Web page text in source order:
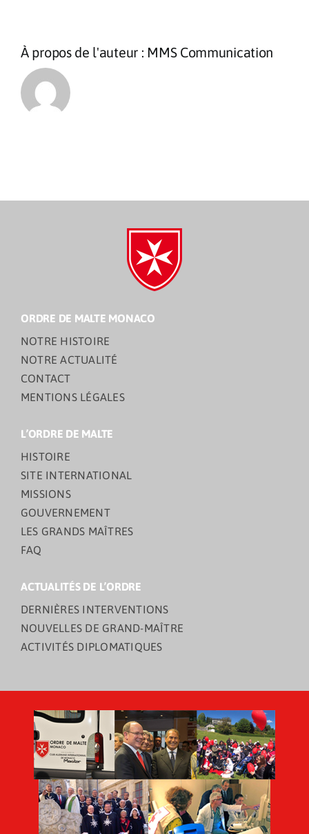
À propos de l'auteur : MMS Communication
ORDRE DE MALTE MONACO
NOTRE HISTOIRE
NOTRE ACTUALITÉ
CONTACT
MENTIONS LÉGALES
L’ORDRE DE MALTE
HISTOIRE
SITE INTERNATIONAL
MISSIONS
GOUVERNEMENT
LES GRANDS MAÎTRES
FAQ
ACTUALITÉS DE L’ORDRE
DERNIÈRES INTERVENTIONS
NOUVELLES DE GRAND-MAÎTRE
ACTIVITÉS DIPLOMATIQUES